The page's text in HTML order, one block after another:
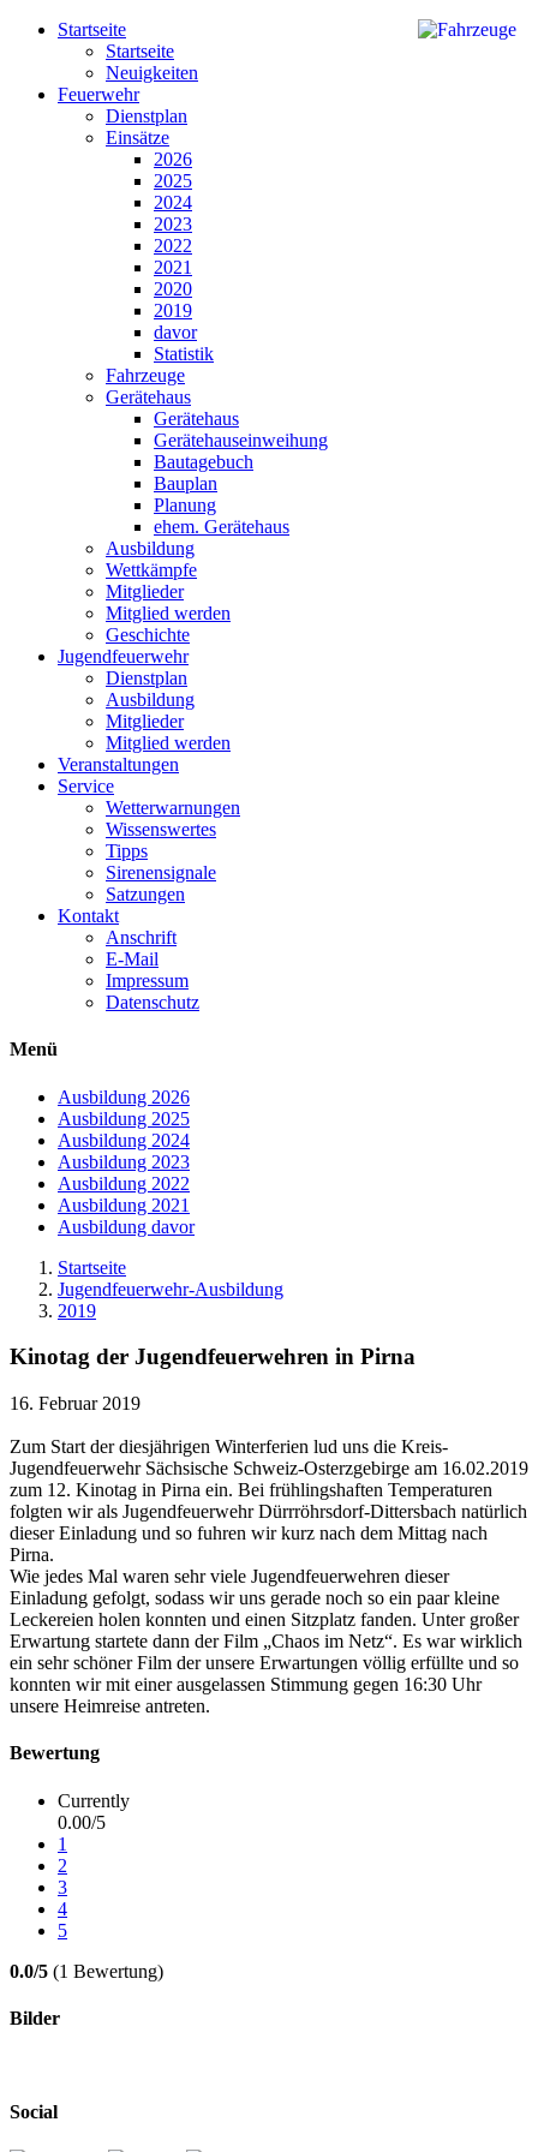
Startseite
Startseite
Neuigkeiten
Feuerwehr
Dienstplan
Einsätze
2026
2025
2024
2023
2022
2021
2020
2019
davor
Statistik
Fahrzeuge
Gerätehaus
Gerätehaus
Gerätehauseinweihung
Bautagebuch
Bauplan
Planung
ehem. Gerätehaus
Ausbildung
Wettkämpfe
Mitglieder
Mitglied werden
Geschichte
Jugendfeuerwehr
Dienstplan
Ausbildung
Mitglieder
Mitglied werden
Veranstaltungen
Service
Wetterwarnungen
Wissenswertes
Tipps
Sirenensignale
Satzungen
Kontakt
Anschrift
E-Mail
Impressum
Datenschutz
Menü
Ausbildung 2026
Ausbildung 2025
Ausbildung 2024
Ausbildung 2023
Ausbildung 2022
Ausbildung 2021
Ausbildung davor
Startseite
Jugendfeuerwehr-Ausbildung
2019
Kinotag der Jugendfeuerwehren in Pirna
16. Februar 2019
Zum Start der diesjährigen Winterferien lud uns die Kreis-
Jugendfeuerwehr Sächsische Schweiz-Osterzgebirge am 16.02.2019
zum 12. Kinotag in Pirna ein. Bei frühlingshaften Temperaturen
folgten wir als Jugendfeuerwehr Dürrröhrsdorf-Dittersbach natürlich
dieser Einladung und so fuhren wir kurz nach dem Mittag nach
Pirna.
Wie jedes Mal waren sehr viele Jugendfeuerwehren dieser
Einladung gefolgt, sodass wir uns gerade noch so ein paar kleine
Leckereien holen konnten und einen Sitzplatz fanden. Unter großer
Erwartung startete dann der Film „Chaos im Netz“. Es war wirklich
ein sehr schöner Film der unsere Erwartungen völlig erfüllte und so
konnten wir mit einer ausgelassen Stimmung gegen 16:30 Uhr
unsere Heimreise antreten.
Bewertung
Currently
0.00/5
1
2
3
4
5
0.0/5 (1 Bewertung)
Bilder
Social